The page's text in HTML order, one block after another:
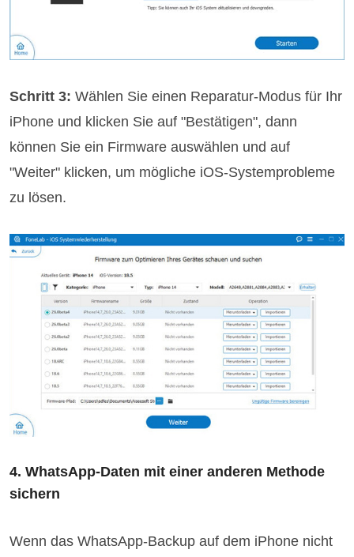
Schritt 3: Wählen Sie einen Reparatur-Modus für Ihr
iPhone und klicken Sie auf "Bestätigen", dann
können Sie ein Firmware auswählen und auf
"Weiter" klicken, um mögliche iOS-Systemprobleme
zu lösen.
4. WhatsApp-Daten mit einer anderen Methode
sichern
Wenn das WhatsApp-Backup auf dem iPhone nicht